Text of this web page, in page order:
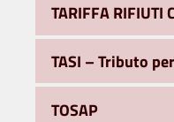
TARIFFA RIFIUTI
TASI – Tributo
TOSAP